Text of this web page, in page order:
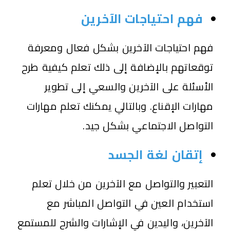
فهم احتياجات الآخرين
فهم احتياجات الآخرين بشكل فعال ومعرفة
توقعاتهم بالإضافة إلى ذلك تعلم كيفية طرح
الأسئلة على الآخرين والسعي إلى تطوير
مهارات الإقناع. وبالتالي يمكنك تعلم مهارات
التواصل الاجتماعي بشكل جيد.
إتقان لغة الجسد
التعبير والتواصل مع الآخرين من خلال تعلم
استخدام العين في التواصل المباشر مع
الآخرين، واليدين في الإشارات والشرح للمستمع